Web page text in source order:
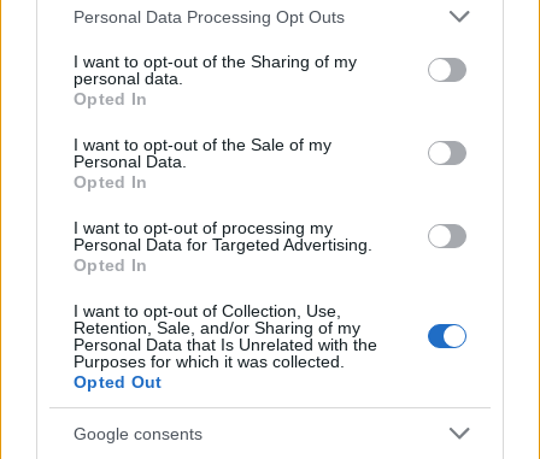
Please note that this website/app uses one or more Google
not limited to your visit or usage behaviour. You may click to
grant or deny consent to Google and its third-party tags to
use your data for below specified purposes in below Google
consent section.
Personal Data Processing Opt Outs
I want to opt-out of the Sharing of my
personal data.
Opted In
I want to opt-out of the Sale of my
Personal Data.
Opted In
I want to opt-out of processing my
Personal Data for Targeted Advertising.
Opted In
I want to opt-out of Collection, Use,
Retention, Sale, and/or Sharing of my
Personal Data that Is Unrelated with the
Purposes for which it was collected.
Opted Out
Google consents
Σχόλια
Σχολίασε εδώ
«Αφιέρωσε τη ζωή της στο
να βοηθά ανθρώπους που
είχαν ανάγκη» - Η πρώτη
δήλωση της οικογένειας
της 38χρονης Λίζα που
Κυψέλη
τη δολοφονία του
58χρονου